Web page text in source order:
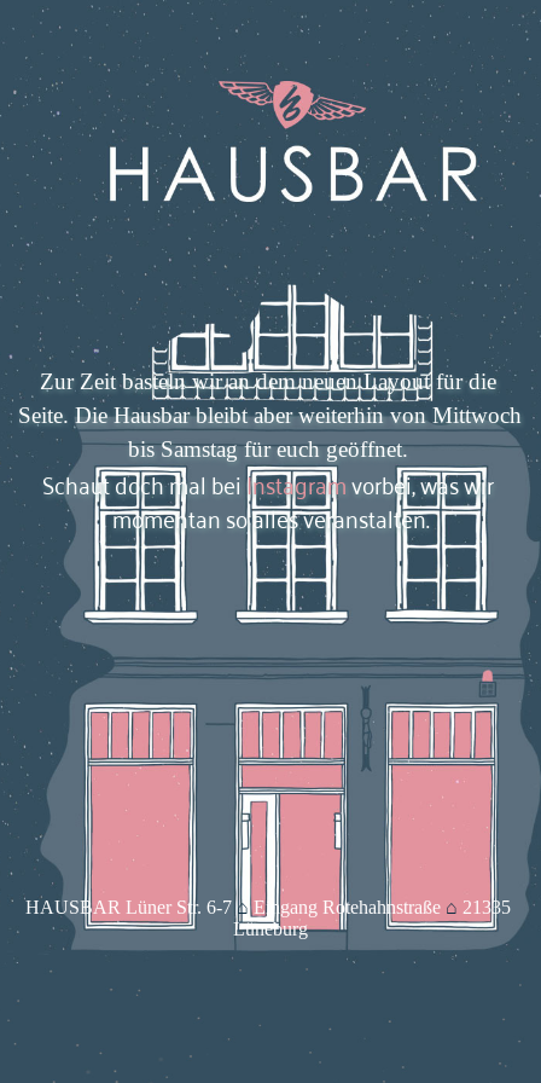
Zur Zeit basteln wir an dem neuen Layout für die
Seite. Die Hausbar bleibt aber weiterhin von Mittwoch
bis Samstag für euch geöffnet.
Schaut doch mal bei Instagram vorbei, was wir
momentan so alles veranstalten.
HAUSBAR Lüner Str. 6-7 ⌂ Eingang Rotehahnstraße ⌂ 21335
Lüneburg